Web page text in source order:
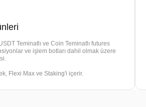
Teminatlı ve Coin Teminatlı futures
ve işlem botları dahil olmak üzere
Flexi Max ve Staking'i içerir.